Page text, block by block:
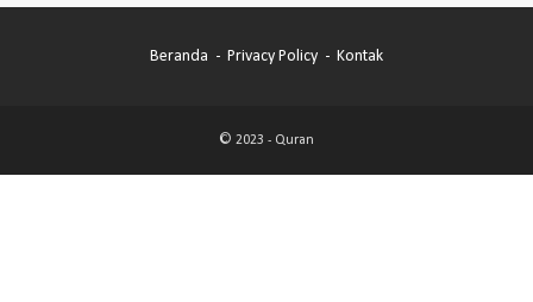
Beranda Privacy Policy Kontak
© 2023 - Quran